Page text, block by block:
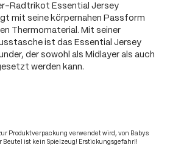
Radtrikot Essential Jersey
mit seine körpernahen Passform
Thermomaterial. Mit seiner
ist das Essential Jersey
der sowohl als Midlayer als auch
werden kann.
Produktverpackung verwendet wird, von Babys
ist kein Spielzeug! Erstickungsgefahr!!